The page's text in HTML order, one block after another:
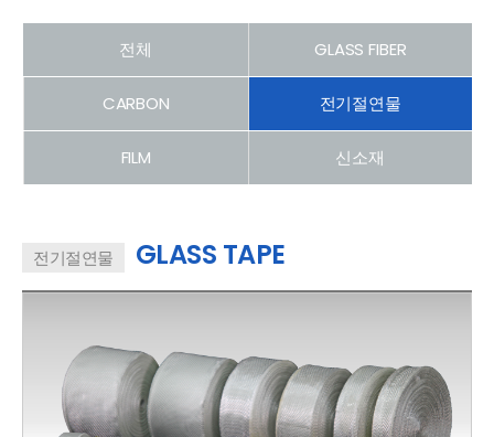
전체 GLASS FIBER
CARBON 전기절연물
FILM 신소재
전기절연물 GLASS TAPE